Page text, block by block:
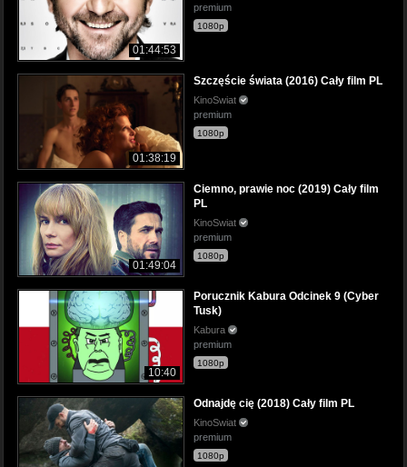
01:44:53
premium
1080p
01:38:19
Szczęście świata (2016) Cały film PL
KinoSwiat
premium
1080p
01:49:04
Ciemno, prawie noc (2019) Cały film
PL
KinoSwiat
premium
1080p
10:40
Porucznik Kabura Odcinek 9 (Cyber
Tusk)
Kabura
premium
1080p
Odnajdę cię (2018) Cały film PL
KinoSwiat
premium
1080p